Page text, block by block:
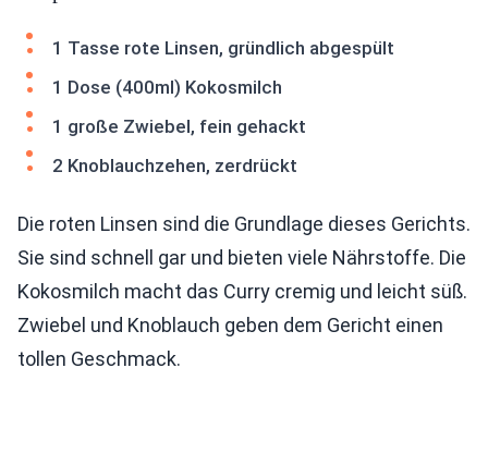
1 Tasse rote Linsen, gründlich abgespült
1 Dose (400ml) Kokosmilch
1 große Zwiebel, fein gehackt
2 Knoblauchzehen, zerdrückt
Die roten Linsen sind die Grundlage dieses Gerichts.
Sie sind schnell gar und bieten viele Nährstoffe. Die
Kokosmilch macht das Curry cremig und leicht süß.
Zwiebel und Knoblauch geben dem Gericht einen
tollen Geschmack.